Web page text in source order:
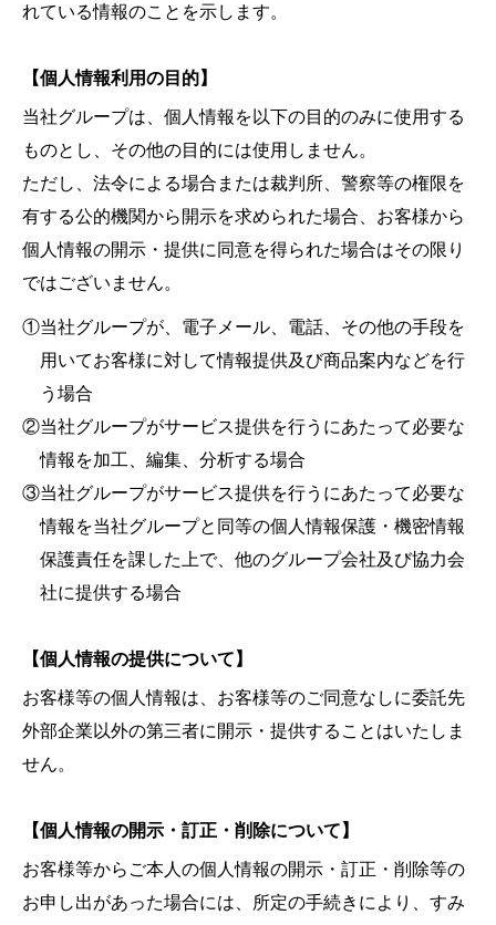
れている情報のことを示します。
【個人情報利用の目的】
当社グループは、個人情報を以下の目的のみに使用する
ものとし、その他の目的には使用しません。
ただし、法令による場合または裁判所、警察等の権限を
有する公的機関から開示を求められた場合、お客様から
個人情報の開示・提供に同意を得られた場合はその限り
ではございません。
①当社グループが、電子メール、電話、その他の手段を
用いてお客様に対して情報提供及び商品案内などを行
う場合
②当社グループがサービス提供を行うにあたって必要な
情報を加工、編集、分析する場合
③当社グループがサービス提供を行うにあたって必要な
情報を当社グループと同等の個人情報保護・機密情報
保護責任を課した上で、他のグループ会社及び協力会
社に提供する場合
【個人情報の提供について】
お客様等の個人情報は、お客様等のご同意なしに委託先
外部企業以外の第三者に開示・提供することはいたしま
せん。
【個人情報の開示・訂正・削除について】
お客様等からご本人の個人情報の開示・訂正・削除等の
お申し出があった場合には、所定の手続きにより、すみ